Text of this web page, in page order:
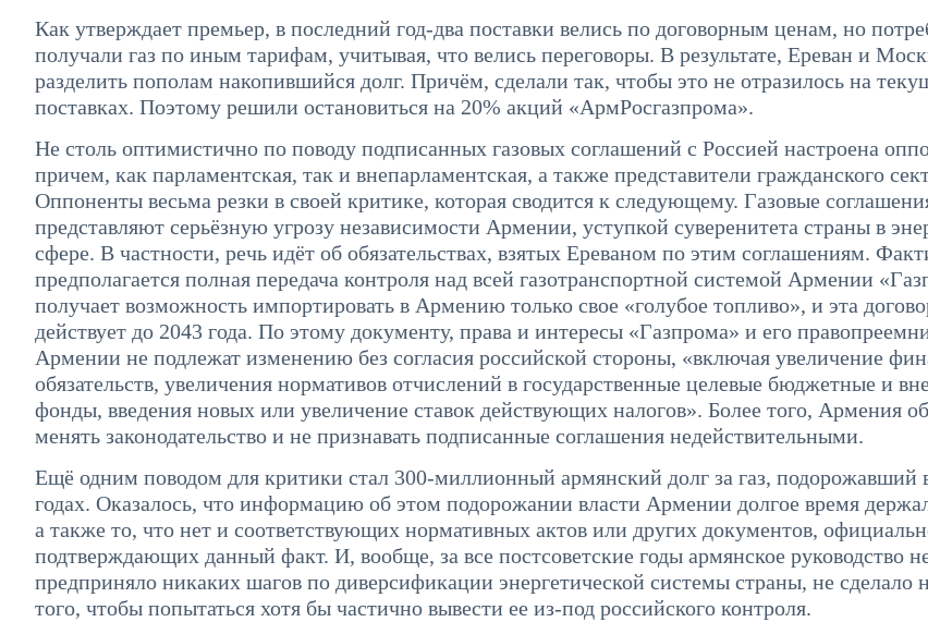
Как утверждает премьер, в последний год-два поставки велись по договорным ценам, но
получали газ по иным тарифам, учитывая, что велись переговоры. В результате, Ереван и
разделить пополам накопившийся долг. Причём, сделали так, чтобы это не отразилось на
поставках. Поэтому решили остановиться на 20% акций «АрмРосгазпрома».
Не столь оптимистично по поводу подписанных газовых соглашений с Россией настроена
причем, как парламентская, так и внепарламентская, а также представители гражданского
Оппоненты весьма резки в своей критике, которая сводится к следующему. Газовые
представляют серьёзную угрозу независимости Армении, уступкой суверенитета страны в
сфере. В частности, речь идёт об обязательствах, взятых Ереваном по этим соглашениям.
предполагается полная передача контроля над всей газотранспортной системой Армении
получает возможность импортировать в Армению только свое «голубое топливо», и эта
действует до 2043 года. По этому документу, права и интересы «Газпрома» и его
Армении не подлежат изменению без согласия российской стороны, «включая увеличение
обязательств, увеличения нормативов отчислений в государственные целевые бюджетные и
фонды, введения новых или увеличение ставок действующих налогов». Более того, Армения
менять законодательство и не признавать подписанные соглашения недействительными.
Ещё одним поводом для критики стал 300-миллионный армянский долг за газ, подорожавший
годах. Оказалось, что информацию об этом подорожании власти Армении долгое время
а также то, что нет и соответствующих нормативных актов или других документов,
подтверждающих данный факт. И, вообще, за все постсоветские годы армянское руководство
предприняло никаких шагов по диверсификации энергетической системы страны, не сделало
того, чтобы попытаться хотя бы частично вывести ее из-под российского контроля.